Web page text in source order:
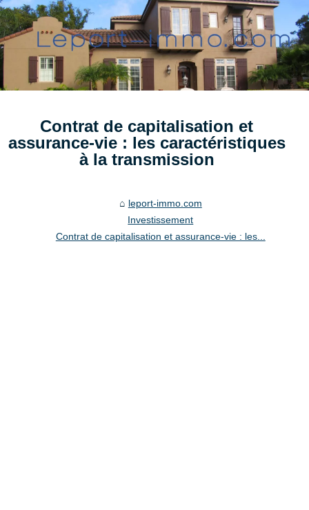
Contrat de capitalisation et
assurance-vie : les caractéristiques
à la transmission
leport-immo.com
Investissement
Contrat de capitalisation et assurance-vie : les...